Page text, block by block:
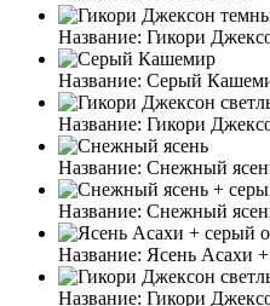
Название: Гикори
Название: Серый
Название: Гикори
Название: Снежный
Название: Снежный
Название: Ясень Асахи
Название: Гикори